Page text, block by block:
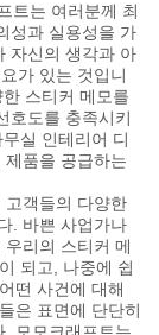
트는 여러분께 최
성과 실용성을 가
자신의 생각과 아
가 있는 것입니
스티커 메모를
호도를 충족시키
실 인테리어 디
품을 공급하는
고객들의 다양한
. 바쁜 사업가나
리의 스티커 메
되고, 나중에 쉽
떤 사건에 대해
은 표면에 단단히